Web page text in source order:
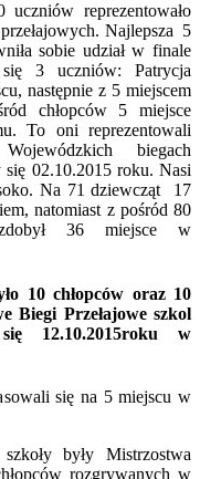
reprezentowało
Najlepsza 5
sobie udział w finale
3 uczniów: Patrycja
następnie z 5 miejscem
chłopców 5 miejsce
To oni reprezentowali
biegach
02.10.2015 roku. Nasi
Na 71 dziewcząt 17
natomiast z pośród 80
36 miejsce w
10 chłopców oraz 10
Biegi Przełajowe szkol
12.10.2015roku w
się na 5 miejscu w
były Mistrzostwa
rozgrywanych w